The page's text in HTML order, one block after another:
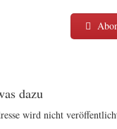
dazu
wird nicht